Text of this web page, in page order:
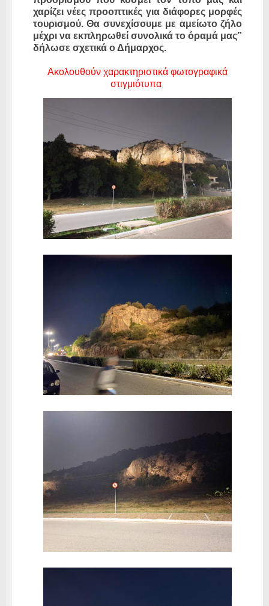
χαρίζει νέες προοπτικές για διάφορες μορφές
τουρισμού. Θα συνεχίσουμε με αμείωτο ζήλο
μέχρι να εκπληρωθεί συνολικά το όραμά μας”
δήλωσε σχετικά ο Δήμαρχος.
Ακολουθούν χαρακτηριστικά φωτογραφικά
στιγμιότυπα